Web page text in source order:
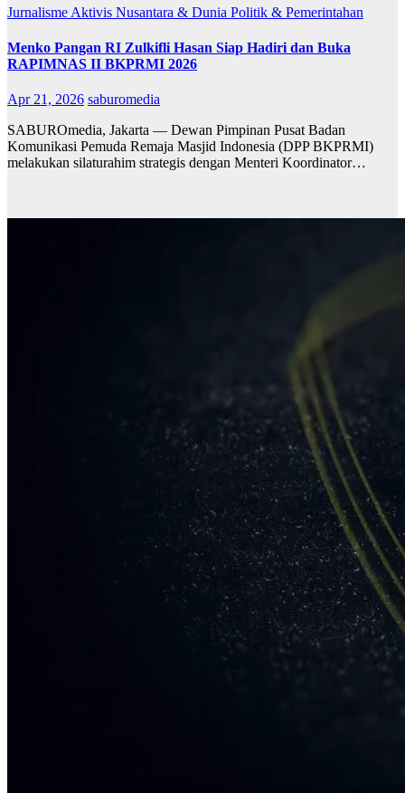
Jurnalisme Aktivis Nusantara & Dunia Politik & Pemerintahan
Menko Pangan RI Zulkifli Hasan Siap Hadiri dan Buka
RAPIMNAS II BKPRMI 2026
Apr 21, 2026 saburomedia
SABUROmedia, Jakarta — Dewan Pimpinan Pusat Badan
Komunikasi Pemuda Remaja Masjid Indonesia (DPP BKPRMI)
melakukan silaturahim strategis dengan Menteri Koordinator…